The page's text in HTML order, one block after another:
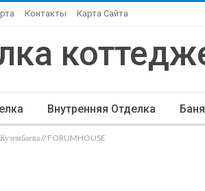
Контакты Карта Сайта
Внутренняя Отделка Баня
Элитная Отделка
Кузембаева // FORUMHOUSE